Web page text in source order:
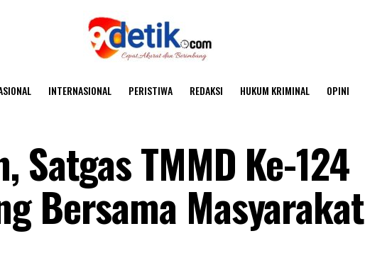
INTERNASIONAL PERISTIWA REDAKSI HUKUM KRIMINAL OPINI
Satgas TMMD Ke-124
Bersama Masyarakat